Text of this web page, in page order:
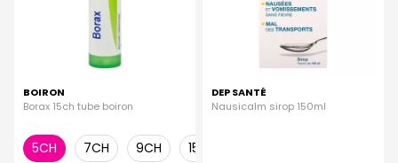
BOIRON
Borax 15ch tube boiron
5CH 7CH 9CH 15CH
DEP SANTÉ
Nausicalm sirop 150ml